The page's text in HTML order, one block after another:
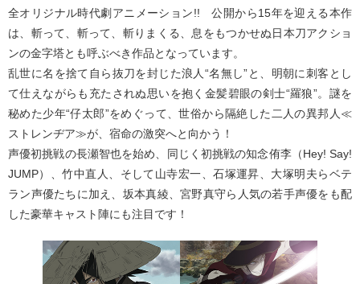
全オリジナル時代劇アニメーション!! 公開から15年を迎える本作
は、斬って、斬って、斬りまくる、息をもつかせぬ日本刀アクショ
ンの金字塔とも呼ぶべき作品となっています。
乱世に名を捨て自ら抜刀を封じた浪人“名無し”と、明朝に刺客とし
て仕えながらも充たされぬ思いを抱く金髪碧眼の剣士“羅狼”。謎を
秘めた少年“仔太郎”をめぐって、世俗から隔絶した二人の異邦人≪
ストレンヂア≫が、宿命の激突へと向かう！
声優初挑戦の長瀬智也を始め、同じく初挑戦の知念侑李（Hey! Say!
JUMP）、竹中直人、そして山寺宏一、石塚運昇、大塚明夫らベテ
ラン声優たちに加え、坂本真綾、宮野真守ら人気の若手声優をも配
した豪華キャスト陣にも注目です！